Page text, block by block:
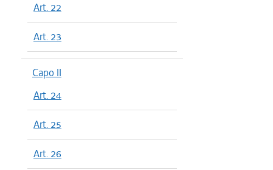
Art. 22
Art. 23
Capo II
Art. 24
Art. 25
Art. 26